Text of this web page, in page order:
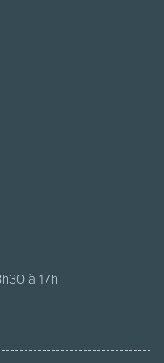
à 17h